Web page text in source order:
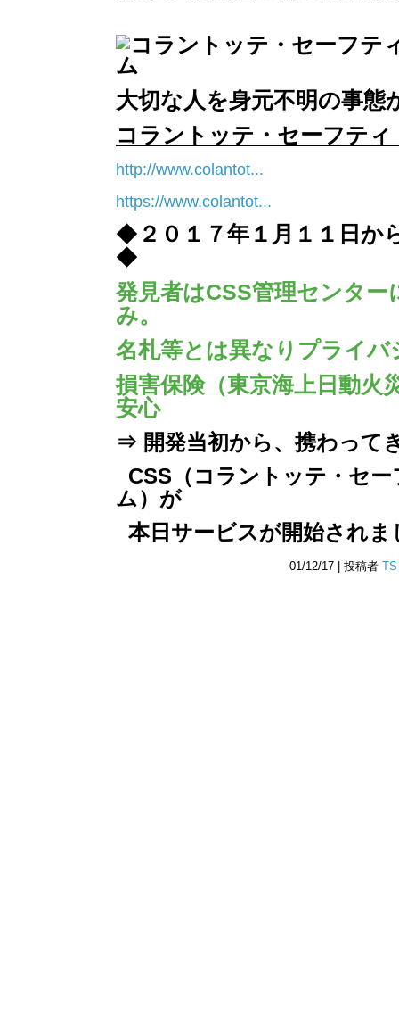
大切な人を身元不明の事態
コラントッテ・セーフテ
http://www.colantot...
https://www.colantot...
◆ ２０１７年１ 月１１日か
◆
発見者はCSS管理センター
み。
名札等とは異なりプライバ
損害保険（東京海上日動火
安心
⇒ 開発当初から、携わって
CSS（コラントッテ・セ
ム）が
本日サービスが開始されま
01/12/17 | 投稿者 TS